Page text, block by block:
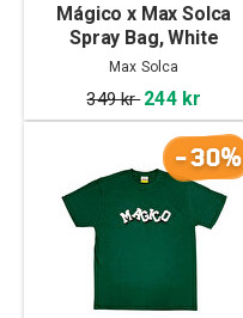
Mágico x Max Solca
Spray Bag, White
Max Solca
349 kr 244 kr
-30%